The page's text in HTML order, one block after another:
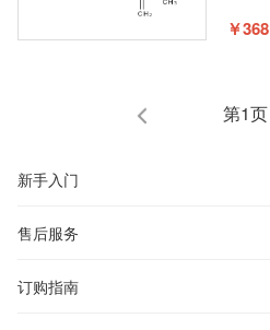
￥368
第1页
新手入门
售后服务
订购指南